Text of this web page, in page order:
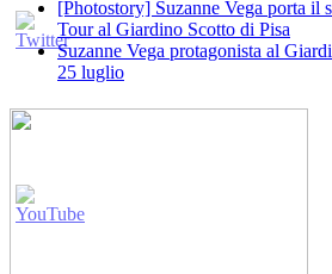
[Photostory] Suzanne Vega porta il
Tour al Giardino Scotto di Pisa
Suzanne Vega protagonista al
25 luglio